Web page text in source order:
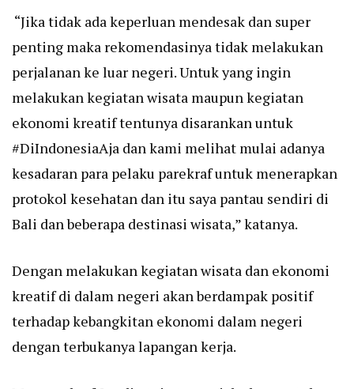
“Jika tidak ada keperluan mendesak dan super
penting maka rekomendasinya tidak melakukan
perjalanan ke luar negeri. Untuk yang ingin
melakukan kegiatan wisata maupun kegiatan
ekonomi kreatif tentunya disarankan untuk
#DiIndonesiaAja dan kami melihat mulai adanya
kesadaran para pelaku parekraf untuk menerapkan
protokol kesehatan dan itu saya pantau sendiri di
Bali dan beberapa destinasi wisata,” katanya.
Dengan melakukan kegiatan wisata dan ekonomi
kreatif di dalam negeri akan berdampak positif
terhadap kebangkitan ekonomi dalam negeri
dengan terbukanya lapangan kerja.